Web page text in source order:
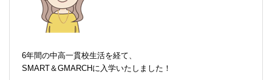
6年間の中高一貫校生活を経て、
SMART＆GMARCHに入学いたしました！